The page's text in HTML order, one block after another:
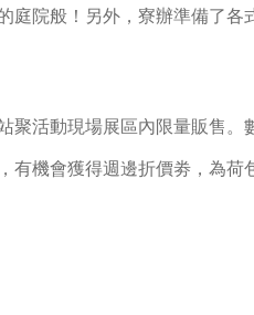
院般！另外，寮辦準備了
聚活動現場展區內限量販售。
，有機會獲得週邊折價劵，為荷